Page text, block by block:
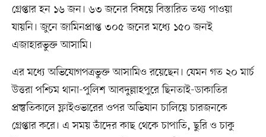
গ্রেপ্তার হন ১৬ জন। ৬৩ জনের বিষয়ে বিস্তারিত তথ্য পাওয়া
যায়নি। জুনে জামিনপ্রাপ্ত ৩০৫ জনের মধ্যে ১৫০ জনই
এজাহারভুক্ত আসামি।
এর মধ্যে অভিযোগপত্রভুক্ত আসামিও রয়েছেন। যেমন গত ২০ মার্চ
উত্তরা পশ্চিম থানা-পুলিশ আবদুল্লাহপুরে ছিনতাই-ডাকাতির
প্রস্তুতিকালে ফ্লাইওভারের ওপর অভিযান চালিয়ে চারজনকে
গ্রেপ্তার করে। এ সময় তাঁদের কাছ থেকে চাপাতি, ছুরি ও চাকু